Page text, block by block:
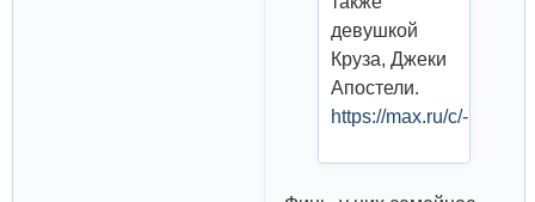
девушкой
Круза, Джеки
Апостели.
https://max.ru/c/-